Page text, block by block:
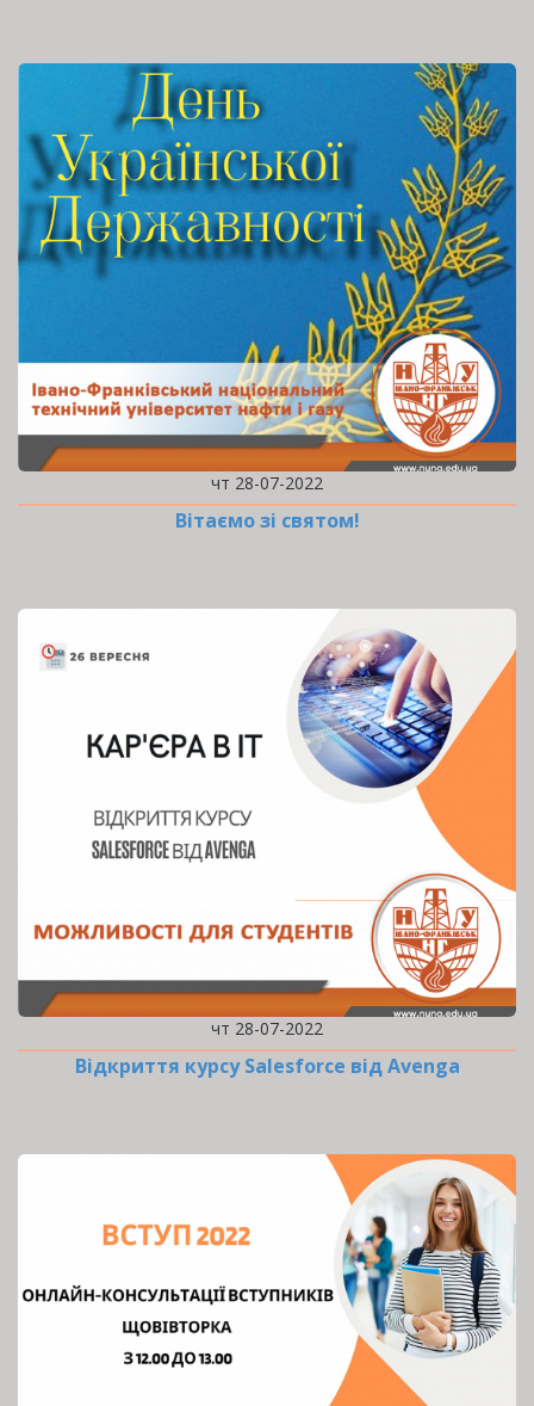
чт 28-07-2022
Вітаємо зі святом!
чт 28-07-2022
Відкриття курсу Salesforce від Avenga